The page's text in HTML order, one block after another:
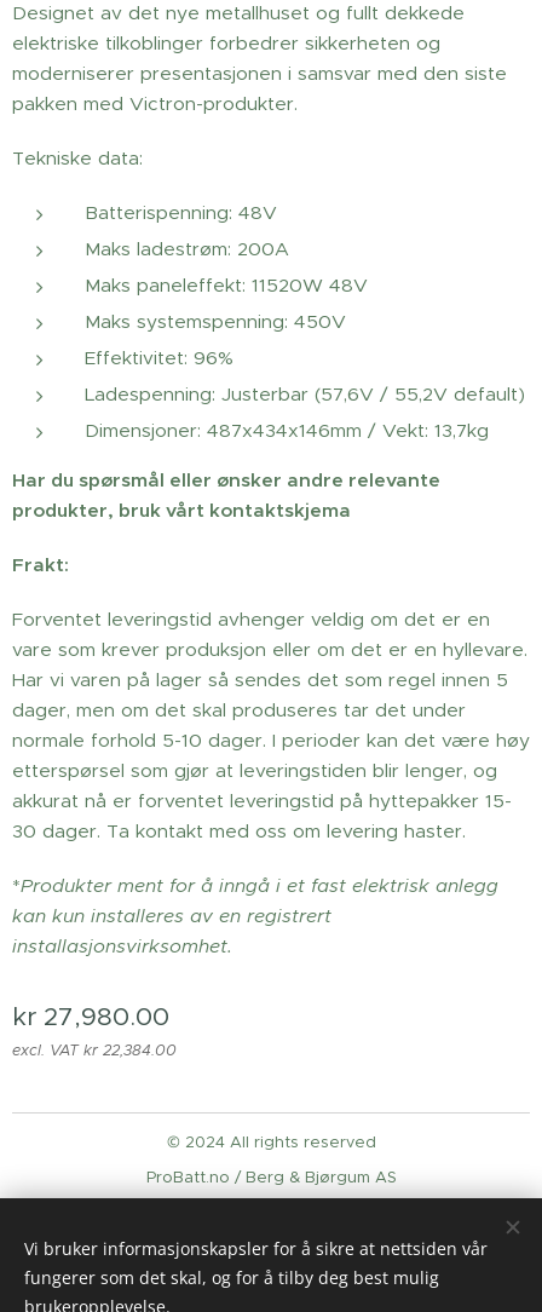
Designet av det nye metallhuset og fullt dekkede
elektriske tilkoblinger forbedrer sikkerheten og
moderniserer presentasjonen i samsvar med den siste
pakken med Victron-produkter.
Tekniske data:
Batterispenning: 48V
Maks ladestrøm: 200A
Maks paneleffekt: 11520W 48V
Maks systemspenning: 450V
Effektivitet: 96%
Ladespenning: Justerbar (57,6V / 55,2V default)
Dimensjoner: 487x434x146mm / Vekt: 13,7kg
Har du spørsmål eller ønsker andre relevante
produkter, bruk vårt kontaktskjema
Frakt:
Forventet leveringstid avhenger veldig om det er en
vare som krever produksjon eller om det er en hyllevare.
Har vi varen på lager så sendes det som regel innen 5
dager, men om det skal produseres tar det under
normale forhold 5-10 dager. I perioder kan det være høy
etterspørsel som gjør at leveringstiden blir lenger, og
akkurat nå er forventet leveringstid på hyttepakker 15-
30 dager. Ta kontakt med oss om levering haster.
*Produkter ment for å inngå i et fast elektrisk anlegg
kan kun installeres av en registrert
installasjonsvirksomhet.
kr 27,980.00
excl. VAT kr 22,384.00
© 2024 All rights reserved
ProBatt.no / Berg & Bjørgum AS
Languages
English
Norsk
Vi bruker informasjonskapsler for å sikre at nettsiden vår
fungerer som det skal, og for å tilby deg best mulig
brukeropplevelse.